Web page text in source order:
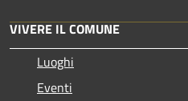
VIVERE IL COMUNE
Luoghi
Eventi